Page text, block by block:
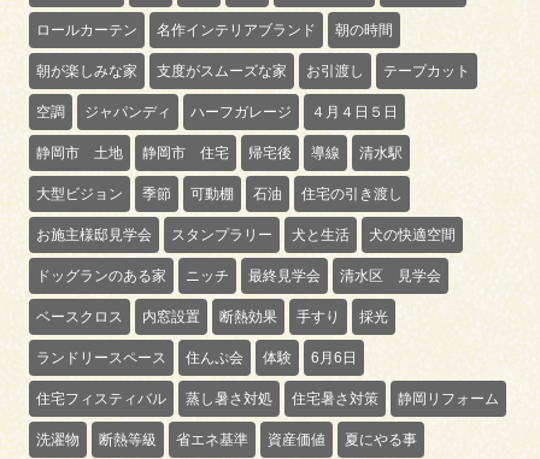
ロールカーテン 名作インテリアブランド 朝の時間
朝が楽しみな家 支度がスムーズな家 お引渡し テープカット
空調 ジャパンディ ハーフガレージ ４月４日５日
静岡市 土地 静岡市 住宅 帰宅後 導線 清水駅
大型ビジョン 季節 可動棚 石油 住宅の引き渡し
お施主様邸見学会 スタンプラリー 犬と生活 犬の快適空間
ドッグランのある家 ニッチ 最終見学会 清水区 見学会
ベースクロス 内窓設置 断熱効果 手すり 採光
ランドリースペース 住んぷ会 体験 6月6日
住宅フィスティバル 蒸し暑さ対処 住宅暑さ対策 静岡リフォーム
洗濯物 断熱等級 省エネ基準 資産価値 夏にやる事